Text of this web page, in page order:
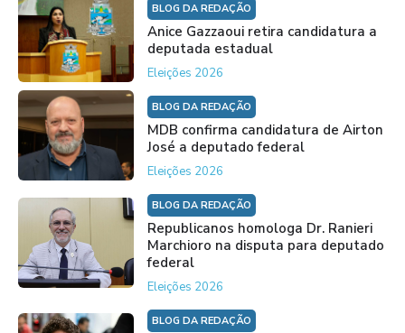
BLOG DA REDAÇÃO
Anice Gazzaoui retira candidatura a
deputada estadual
Eleições 2026
BLOG DA REDAÇÃO
MDB confirma candidatura de Airton
José a deputado federal
Eleições 2026
BLOG DA REDAÇÃO
Republicanos homologa Dr. Ranieri
Marchioro na disputa para deputado
federal
Eleições 2026
BLOG DA REDAÇÃO